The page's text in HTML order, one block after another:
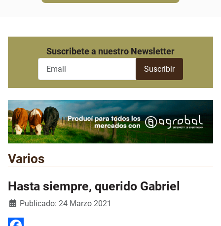
Suscribete a nuestro Newsletter
Varios
Hasta siempre, querido Gabriel
Detalles
Publicado: 24 Marzo 2021